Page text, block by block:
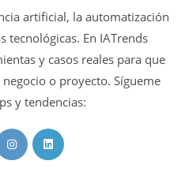
artificial, la automatización
tecnológicas. En IATrends
y casos reales para que
o proyecto. Sígueme
y tendencias:
Se
abre
Se